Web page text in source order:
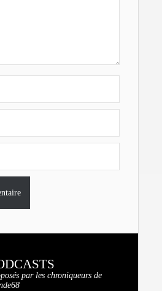
par les chroniqueurs de